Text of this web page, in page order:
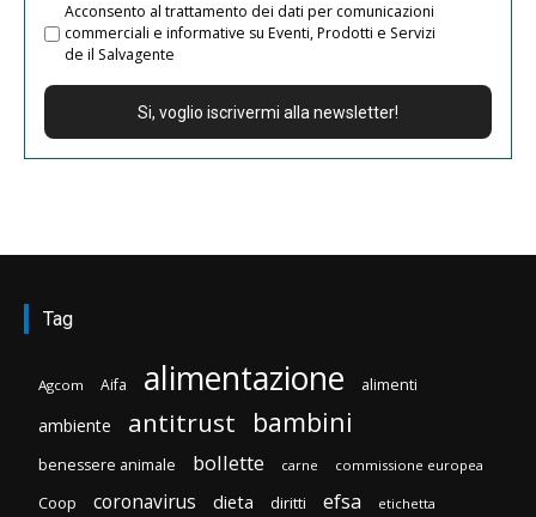
Acconsento al trattamento dei dati per comunicazioni
commerciali e informative su Eventi, Prodotti e Servizi
de il Salvagente
Tag
Agcom Aifa alimentazione alimenti
ambiente antitrust bambini
benessere animale bollette carne commissione europea
Coop coronavirus dieta diritti efsa etichetta